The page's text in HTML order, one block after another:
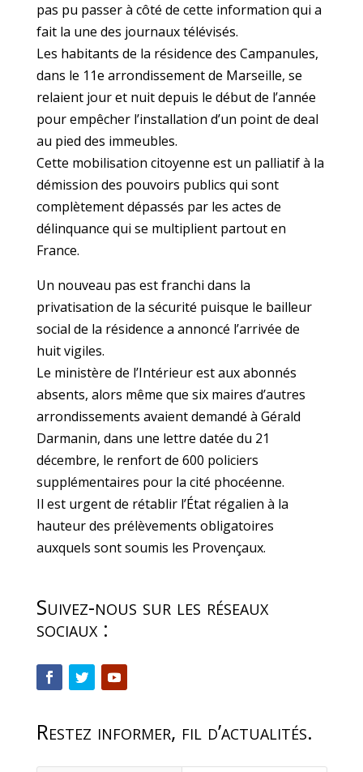
pas pu passer à côté de cette information qui a
fait la une des journaux télévisés.
Les habitants de la résidence des Campanules,
dans le 11e arrondissement de Marseille, se
relaient jour et nuit depuis le début de l’année
pour empêcher l’installation d’un point de deal
au pied des immeubles.
Cette mobilisation citoyenne est un palliatif à la
démission des pouvoirs publics qui sont
complètement dépassés par les actes de
délinquance qui se multiplient partout en
France.
Un nouveau pas est franchi dans la
privatisation de la sécurité puisque le bailleur
social de la résidence a annoncé l’arrivée de
huit vigiles.
Le ministère de l’Intérieur est aux abonnés
absents, alors même que six maires d’autres
arrondissements avaient demandé à Gérald
Darmanin, dans une lettre datée du 21
décembre, le renfort de 600 policiers
supplémentaires pour la cité phocéenne.
Il est urgent de rétablir l’État régalien à la
hauteur des prélèvements obligatoires
auxquels sont soumis les Provençaux.
Suivez-nous sur les réseaux
sociaux :
Restez informer, fil d’actualités.